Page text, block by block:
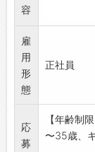
容
◎ワンボ
◎顧客先は
(入社後1ヶ
い。
【変更範
雇
用
形
態
正社員
応
募
【年齢制
〜35歳、